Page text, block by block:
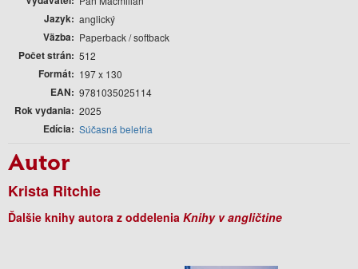
Jazyk anglický
Väzba Paperback / softback
Počet strán 512
Formát 197 x 130
EAN 9781035025114
Rok vydania 2025
Edícia Súčasná beletria
Autor
Krista Ritchie
Ďalšie knihy autora z oddelenia Knihy v angličtine